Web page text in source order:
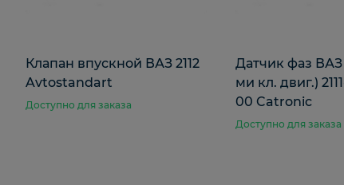
Клапан впускной ВАЗ 2112
Avtostandart
Доступно для заказа
Датчик фаз ВАЗ
ми кл. двиг.)
00 Catronic
Доступно для заказа